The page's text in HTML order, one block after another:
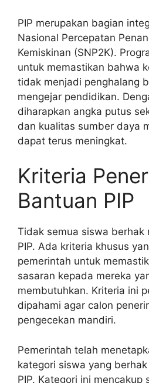
PIP merupakan bagian
Nasional Percepatan
Kemiskinan (SNP2K).
untuk memastikan bahwa
tidak menjadi penghalang
mengejar pendidikan.
diharapkan angka putus
dan kualitas sumber daya
dapat terus meningkat.
Kriteria
Bantuan PIP
Tidak semua siswa berhak
PIP. Ada kriteria khusus
pemerintah untuk
sasaran kepada mereka
membutuhkan. Kriteria ini
dipahami agar calon
pengecekan mandiri.
Pemerintah telah
kategori siswa yang
PIP. Kategori ini